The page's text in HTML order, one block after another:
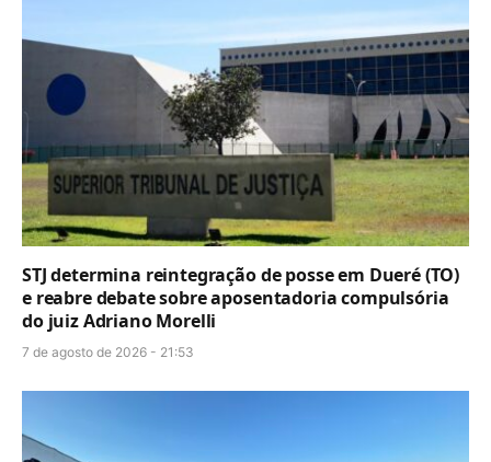
STJ determina reintegração de posse em Dueré (TO)
e reabre debate sobre aposentadoria compulsória
do juiz Adriano Morelli
7 de agosto de 2026 - 21:53